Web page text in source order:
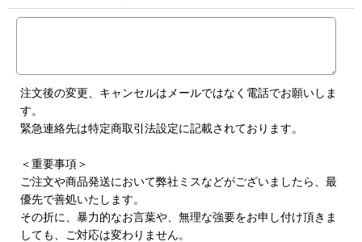
注文後の変更、キャンセルはメールではなく電話でお願いしま
す。
緊急連絡先は特定商取引法設定に記載されております。
＜重要事項＞
ご注文や商品発送において弊社ミスなどがございましたら、最
優先で善処いたします。
その折に、暴力的なお言葉や、無理な強要をお申し付け頂きま
しても、ご対応は変わりません。